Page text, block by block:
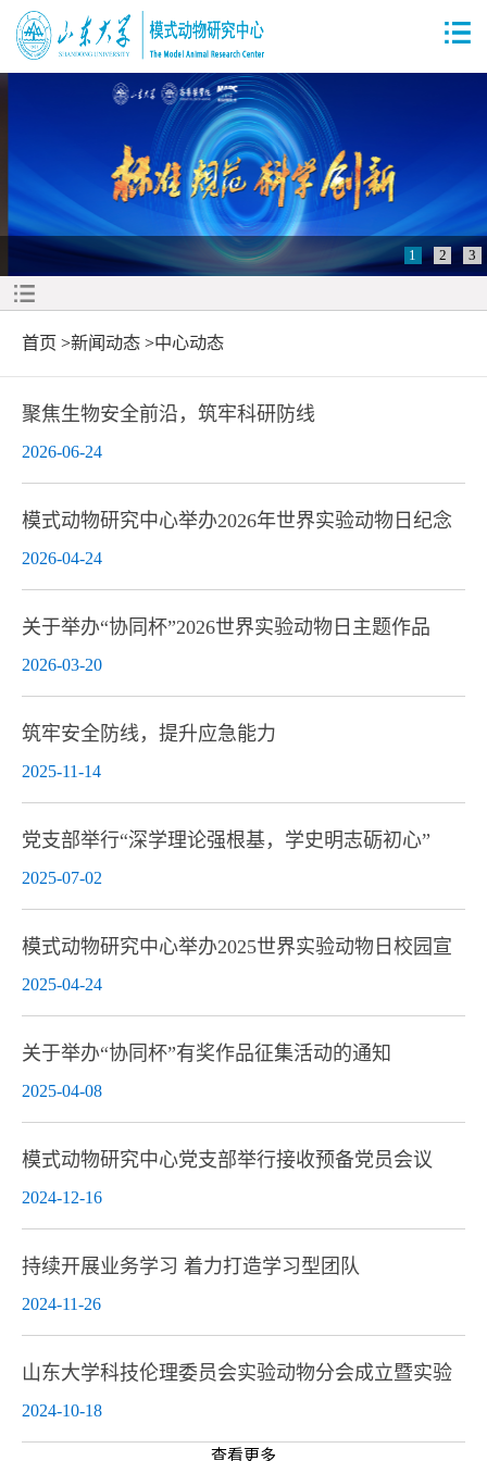
1 2 3
首页 >新闻动态 >中心动态
聚焦生物安全前沿，筑牢科研防线
2026-06-24
模式动物研究中心举办2026年世界实验动物日纪念
活...
2026-04-24
关于举办“协同杯”2026世界实验动物日主题作品
征...
2026-03-20
筑牢安全防线，提升应急能力
2025-11-14
党支部举行“深学理论强根基，学史明志砺初心”
主...
2025-07-02
模式动物研究中心举办2025世界实验动物日校园宣
传...
2025-04-24
关于举办“协同杯”有奖作品征集活动的通知
2025-04-08
模式动物研究中心党支部举行接收预备党员会议
2024-12-16
持续开展业务学习 着力打造学习型团队
2024-11-26
山东大学科技伦理委员会实验动物分会成立暨实验
动...
2024-10-18
查看更多